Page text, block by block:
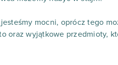
mocni, oprócz tego
oraz wyjątkowe przedmioty,